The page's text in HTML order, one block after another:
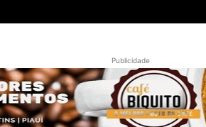
Publicidade